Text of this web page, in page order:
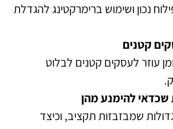
נכון ושימוש ברימרקטינג להגדלת
קטנים
עוזר לעסקים קטנים לבלוט
שכדאי להימנע מהן
שמבזבזות תקציב, וכיצד